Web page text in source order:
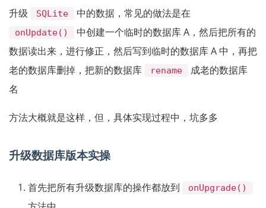
升级 SQLite 中的数据，常见的做法是在
onUpdate()
中创建一个临时的数据库 A，然后把所有的
数据读出来，进行修正，然后写到临时的数据库 A 中，再把
老的数据库删掉，把新的数据库
rename
成老的数据库
名
方法大概就是这样，但，具体实现过程中，坑多多
升级数据库版本实操
首先把所有升级数据库的操作都放到 onUpgrade()